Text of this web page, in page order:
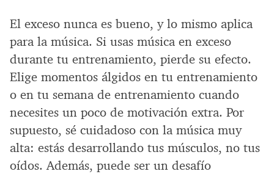
El exceso nunca es bueno, y lo mismo aplica
para la música. Si usas música en exceso
durante tu entrenamiento, pierde su efecto.
Elige momentos álgidos en tu entrenamiento
o en tu semana de entrenamiento cuando
necesites un poco de motivación extra. Por
supuesto, sé cuidadoso con la música muy
alta: estás desarrollando tus músculos, no tus
oídos. Además, puede ser un desafío